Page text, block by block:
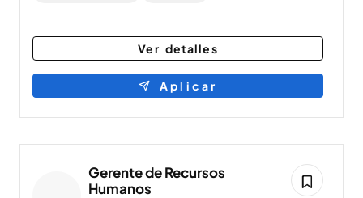
Ver detalles
Aplicar
Gerente de Recursos
Humanos